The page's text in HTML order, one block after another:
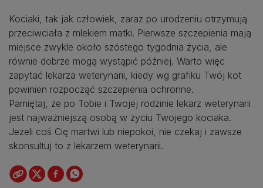
Kociaki, tak jak człowiek, zaraz po urodzeniu otrzymują
przeciwciała z mlekiem matki. Pierwsze szczepienia mają
miejsce zwykle około szóstego tygodnia życia, ale
równie dobrze mogą wystąpić później. Warto więc
zapytać lekarza weterynarii, kiedy wg grafiku Twój kot
powinien rozpocząć szczepienia ochronne.
Pamiętaj, że po Tobie i Twojej rodzinie lekarz weterynarii
jest najważniejszą osobą w życiu Twojego kociaka.
Jeżeli coś Cię martwi lub niepokoi, nie czekaj i zawsze
skonsultuj to z lekarzem weterynarii.